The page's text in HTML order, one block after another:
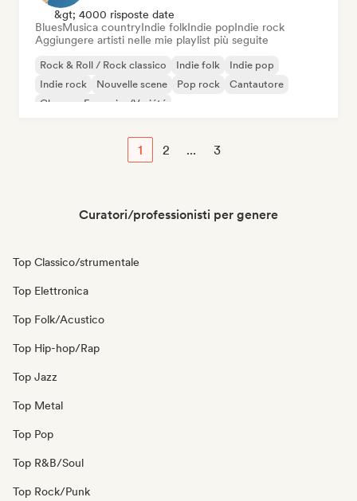
&gt; 4000 risposte date
BluesMusica countryIndie folkIndie popIndie rock
Aggiungere artisti nelle mie playlist più seguite
Rock & Roll / Rock classico Indie folk
Indie pop
Indie rock
Nouvelle scene Pop rock
Cantautore
Chanson Française/Variété
1 2 ... 3
Curatori/professionisti per genere
Top Classico/strumentale
Top Elettronica
Top Folk/Acustico
Top Hip-hop/Rap
Top Jazz
Top Metal
Top Pop
Top R&B/Soul
Top Rock/Punk